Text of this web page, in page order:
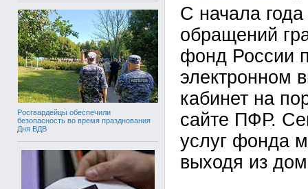
Росгвардейцы обеспечили
безопасность во время празднования
Дня ВДВ
С начала
обращений
фонд России
электронном
кабинет на
сайте ПФР.
услуг фонда
выходя из